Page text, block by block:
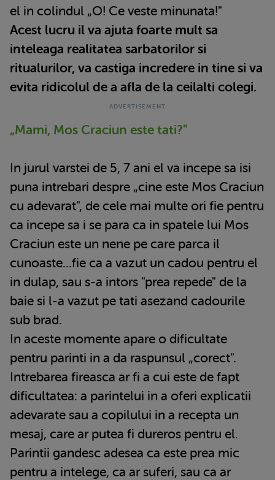
el in colindul „O! Ce veste minunata!"
Acest lucru il va ajuta foarte mult sa
inteleaga realitatea sarbatorilor si
ritualurilor, va castiga incredere in tine si va
evita ridicolul de a afla de la ceilalti colegi.
„Mami, Mos Craciun este tati?"
In jurul varstei de 5, 7 ani el va incepe sa isi
puna intrebari despre „cine este Mos Craciun
cu adevarat", de cele mai multe ori fie pentru
ca incepe sa i se para ca in spatele lui Mos
Craciun este un nene pe care parca il
cunoaste...fie ca a vazut un cadou pentru el
in dulap, sau s-a intors "prea repede" de la
baie si l-a vazut pe tati asezand cadourile
sub brad.
In aceste momente apare o dificultate
pentru parinti in a da raspunsul „corect".
Intrebarea fireasca ar fi a cui este de fapt
dificultatea: a parintelui in a oferi explicatii
adevarate sau a copilului in a recepta un
mesaj, care ar putea fi dureros pentru el.
Parintii gandesc adesea ca este prea mic
pentru a intelege, ca ar suferi, sau ca ar